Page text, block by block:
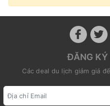
ĐĂNG KÝ
Các deal du lịch giảm giá